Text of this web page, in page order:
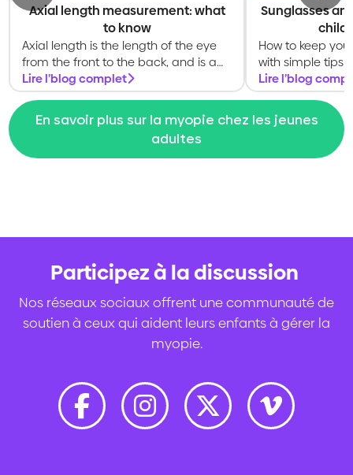
Axial length measurement: what
to know
Axial length is the length of the eye
from the front to the back, and is a
key measurement of the eye
Lire l’blog complet
Sunglasses
How to keep
with simple tips
shade, and
Lire l’blog
En savoir plus sur la myopie chez les jeunes
adultes
Participez à la discussion
Nos réseaux sociaux offrent une communauté de
soutien à ceux qui aident leurs enfants à gérer la
myopie.